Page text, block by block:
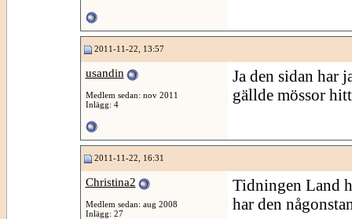
2011-11-22, 13:57
usandin
Medlem sedan: nov 2011
Inlägg: 4
Ja den sidan har
gällde mössor
2011-11-22, 16:31
Christina2
Medlem sedan: aug 2008
Inlägg: 27
Tidningen Land
har den